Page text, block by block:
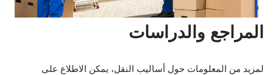
المراجع والدراسات
لمزيد من المعلومات حول أساليب النقل، يمكن الاطلاع على